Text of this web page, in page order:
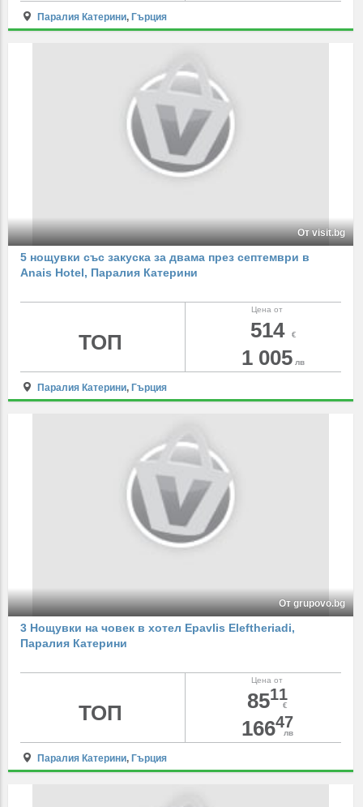
Паралия Катерини, Гърция
От visit.bg
5 нощувки със закуска за двама през септември в
Anais Hotel, Паралия Катерини
Цена от
514 €
1 005 лв
ТОП
Паралия Катерини, Гърция
От grupovo.bg
3 Нощувки на човек в хотел Epavlis Eleftheriadi,
Паралия Катерини
Цена от
8511
€
16647
лв
ТОП
Паралия Катерини, Гърция